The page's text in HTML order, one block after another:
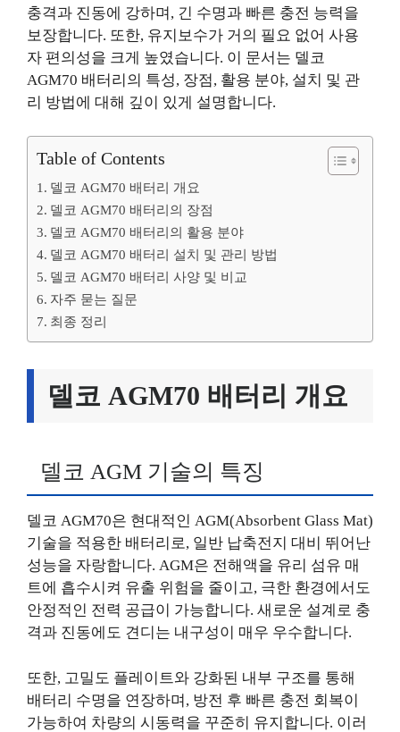
충격과 진동에 강하며, 긴 수명과 빠른 충전 능력을
보장합니다. 또한, 유지보수가 거의 필요 없어 사용
자 편의성을 크게 높였습니다. 이 문서는 델코
AGM70 배터리의 특성, 장점, 활용 분야, 설치 및 관
리 방법에 대해 깊이 있게 설명합니다.
Table of Contents
델코 AGM70 배터리 개요
델코 AGM70 배터리의 장점
델코 AGM70 배터리의 활용 분야
델코 AGM70 배터리 설치 및 관리 방법
델코 AGM70 배터리 사양 및 비교
자주 묻는 질문
최종 정리
델코 AGM70 배터리 개요
델코 AGM 기술의 특징
델코 AGM70은 현대적인 AGM(Absorbent Glass Mat)
기술을 적용한 배터리로, 일반 납축전지 대비 뛰어난
성능을 자랑합니다. AGM은 전해액을 유리 섬유 매
트에 흡수시켜 유출 위험을 줄이고, 극한 환경에서도
안정적인 전력 공급이 가능합니다. 새로운 설계로 충
격과 진동에도 견디는 내구성이 매우 우수합니다.
또한, 고밀도 플레이트와 강화된 내부 구조를 통해
배터리 수명을 연장하며, 방전 후 빠른 충전 회복이
가능하여 차량의 시동력을 꾸준히 유지합니다. 이러